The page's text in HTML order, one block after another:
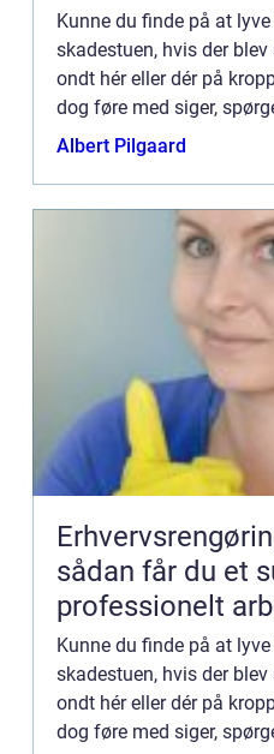
Kunne du finde på at
skadestuen, hvis der
ondt hér eller dér på
dog føre med siger,
Albert Pilgaard
sådan får du et
professionelt
Kunne du finde på at
skadestuen, hvis der
ondt hér eller dér på
dog føre med siger,